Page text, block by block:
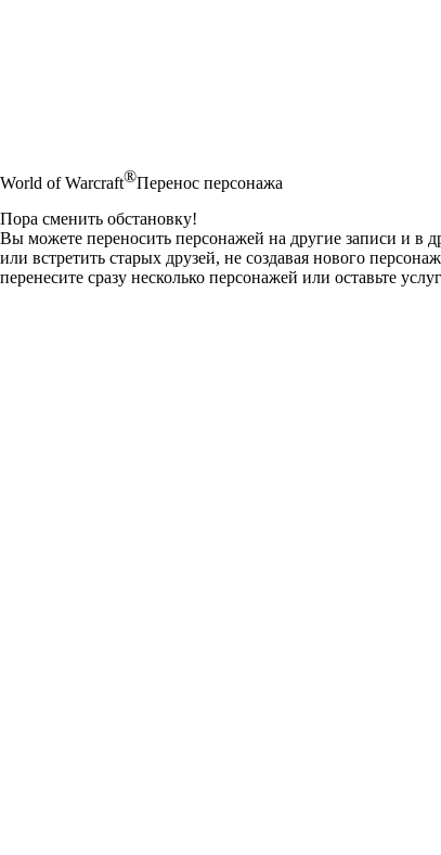
World of Warcraft®Перенос персонажа
Пора сменить обстановку!
Вы можете переносить персонажей на другие записи и в
или встретить старых друзей, не создавая нового
перенесите сразу несколько персонажей или оставьте